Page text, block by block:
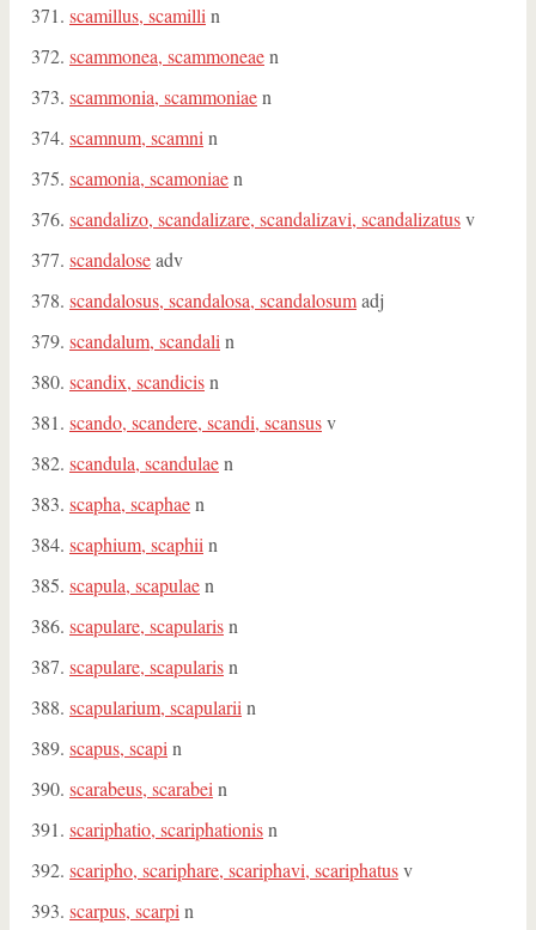
scamillus, scamilli n
scammonea, scammoneaen
scammonia, scammoniaen
scamnum, scamni n
scamonia, scamoniaen
scandalizo, scandalizare, scandalizavi, scandalizatusv
scandaloseadv
scandalosus, scandalosa, scandalosumadj
scandalum, scandali n
scandix, scandicisn
scando, scandere, scandi, scansusv
scandula, scandulaen
scapha, scaphaen
scaphium, scaphii n
scapula, scapulaen
scapulare, scapularisn
scapulare, scapularisn
scapularium, scapularii n
scapus, scapi n
scarabeus, scarabei n
scariphatio, scariphationisn
scaripho, scariphare, scariphavi, scariphatusv
scarpus, scarpi n